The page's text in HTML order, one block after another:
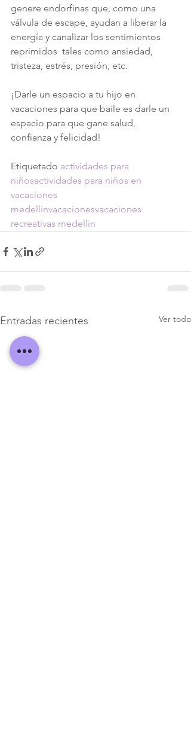
genere endorfinas que, como una
válvula de escape, ayudan a liberar la
energía y canalizar los sentimientos
reprimidos  tales como ansiedad,
tristeza, estrés, presión, etc.
¡Darle un espacio a tu hijo en
vacaciones para que baile es darle un
espacio para que gane salud,
confianza y felicidad!
Etiquetado actividades para
niñosactividades para niños en
vacaciones
medellinvacacionesvacaciones
recreativas medellin
Entradas recientes Ver todo